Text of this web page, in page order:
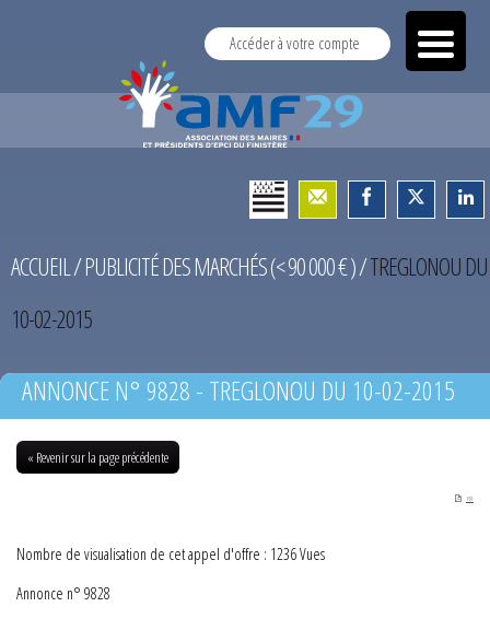
Accéder à votre compte
ACCUEIL/PUBLICITÉ DES MARCHÉS (< 90 000 € )/TREGLONOU DU
10-02-2015
ANNONCE N° 9828 - TREGLONOU DU 10-02-2015
« Revenir sur la page précédente
PDF
Nombre de visualisation de cet appel d'offre : 1236 Vues
Annonce n° 9828